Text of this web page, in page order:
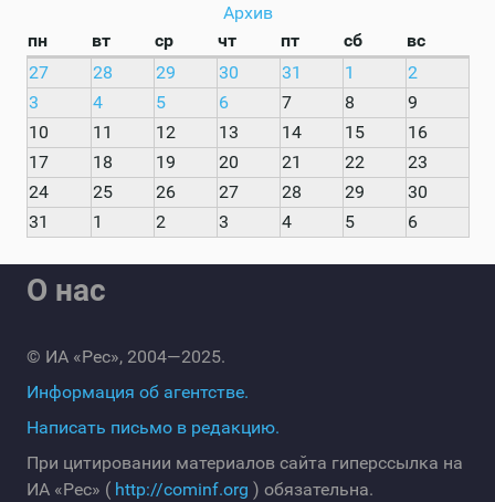
Архив
пн
вт ср чт пт сб
вс
27
28 29 30 31 1
2
3
4 5 6 7 8
9
10
11 12 13 14 15
16
17
18 19 20 21 22
23
24
25 26 27 28 29
30
31
1 2 3 4 5 6
О нас
© ИА «Рес», 2004—2025.
Информация об агентстве.
Написать письмо в редакцию.
При цитировании материалов сайта гиперссылка на
ИА «Рес» ( http://cominf.org ) обязательна.